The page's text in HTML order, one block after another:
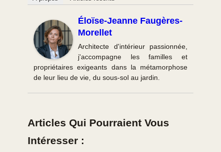
Éloïse-Jeanne Faugères-
Morellet
Architecte d'intérieur passionnée,
j'accompagne les familles et
propriétaires exigeants dans la métamorphose
de leur lieu de vie, du sous-sol au jardin.
Articles Qui Pourraient Vous
Intéresser :